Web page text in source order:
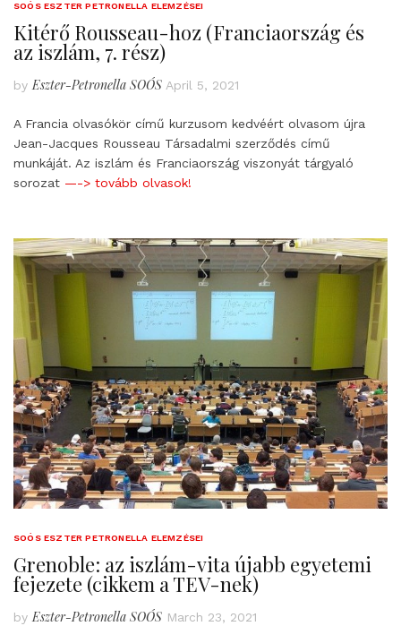
SOÓS ESZTER PETRONELLA ELEMZÉSEI
Kitérő Rousseau-hoz (Franciaország és
az iszlám, 7. rész)
by Eszter-Petronella SOÓS April 5, 2021
A Francia olvasókör című kurzusom kedvéért olvasom újra
Jean-Jacques Rousseau Társadalmi szerződés című
munkáját. Az iszlám és Franciaország viszonyát tárgyaló
sorozat —-> tovább olvasok!
SOÓS ESZTER PETRONELLA ELEMZÉSEI
Grenoble: az iszlám-vita újabb egyetemi
fejezete (cikkem a TEV-nek)
by Eszter-Petronella SOÓS March 23, 2021